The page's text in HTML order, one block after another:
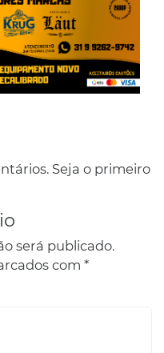
Seja o primeiro
será publicado.
com *